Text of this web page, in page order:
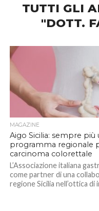
TUTTI GLI
"DOTT.
MAGAZINE
Aigo Sicilia: sempre
programma regionale
carcinoma colorettale
L’Associazione italiana
come partner di una
regione Sicilia nell’ottica di